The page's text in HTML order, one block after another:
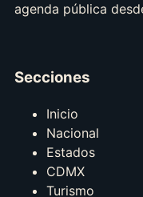
agenda pública
Secciones
Inicio
Nacional
Estados
CDMX
Turismo